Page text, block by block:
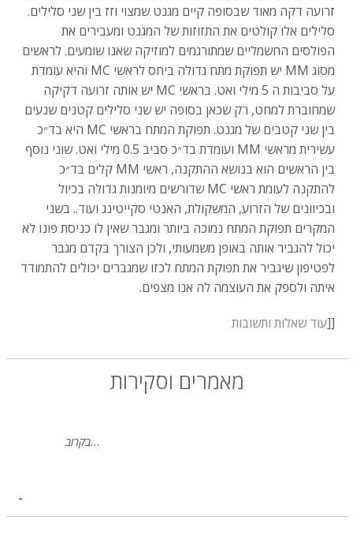
זרועה דקה מאוד שבסופה קיים מגנט שמצוי וזז בין שני סלילים.
סלילים אלו קולטים את התזוזות של המגנט ומעבירים את
הפולסים החשמליים שמתורגמים למוזיקה שאנו שומעים. לראשים
מסוג MM יש תפוקת מתח גדולה ביחס לראשי MC והיא עומדת
על סביבות ה 5 מילי ואט. בראשי MC יש אותה זרועה דקיקה
שמחוברת למחט, רק שכאן בסופה יש שני סלילים קטנים שנעים
בין שני קטבים של מגנט. תפוקת המתח בראשי MC היא בד״כ
עשירית מראשי MM ועומדת בד״כ סביב 0.5 מילי ואט. שוני נוסף
בין הראשים הוא בנושא ההתקנה, ראשי MM קלים בד״כ
להתקנה לעומת ראשי MC שדורשים מיומנות גדולה בכיול
ובכיוונים של הזרוע, המשקולת, האנטי סקייטינג ועוד.. בשני
המקרים תפוקת המתח נמוכה ביותר ומגבר שאין לו כניסת פונו לא
יכול להגביר אותה באופן משמעותי, ולכן הצורך בקדם מגבר
לפטיפון שיגביר את תפוקת המתח לכזו שמגברים יכולים להתמודד
איתה ולספק את העוצמה לה אנו מצפים.
[[עוד שאלות ותשובות
מאמרים וסקירות
בקרוב...
-